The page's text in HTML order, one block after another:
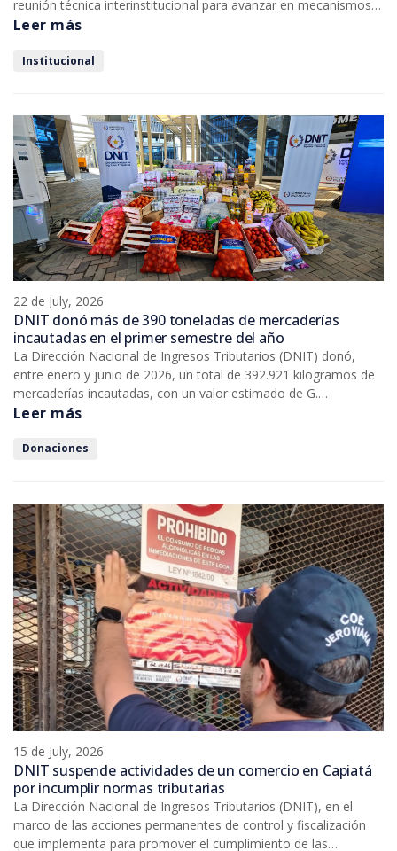
reunión técnica interinstitucional para avanzar en mecanismos
de cooperación que fortalezcan el intercambio de información
Leer más
Institucional
22 de July, 2026
DNIT donó más de 390 toneladas de mercaderías
incautadas en el primer semestre del año
La Dirección Nacional de Ingresos Tributarios (DNIT) donó,
entre enero y junio de 2026, un total de 392.921 kilogramos de
mercaderías incautadas, con un valor estimado de G.
5.627.708.317, beneficiando a 388 entidades benéficas de
Leer más
Donaciones
15 de July, 2026
DNIT suspende actividades de un comercio en Capiatá
por incumplir normas tributarias
La Dirección Nacional de Ingresos Tributarios (DNIT), en el
marco de las acciones permanentes de control y fiscalización
que implementa para promover el cumplimiento de las